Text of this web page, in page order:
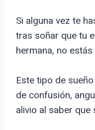
Si alguna vez te
tras soñar que tu
hermana, no estás
Este tipo de
de confusión,
alivio al saber que